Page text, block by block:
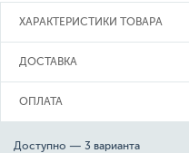
ХАРАКТЕРИСТИКИ ТОВАРА
ДОСТАВКА
ОПЛАТА
Доступно — 3 варианта